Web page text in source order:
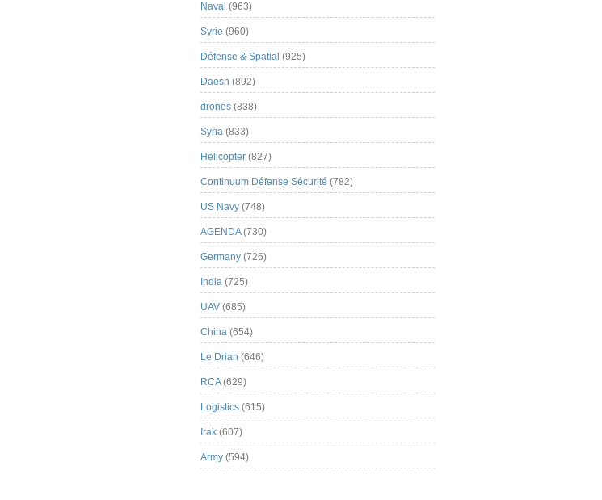
Naval (963)
Syrie (960)
Défense & Spatial (925)
Daesh (892)
drones (838)
Syria (833)
Helicopter (827)
Continuum Défense Sécurité (782)
US Navy (748)
AGENDA(730)
Germany (726)
India (725)
UAV (685)
China (654)
Le Drian (646)
RCA(629)
Logistics (615)
Irak (607)
Army (594)